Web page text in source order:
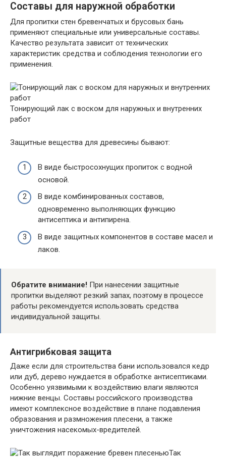
Составы для наружной обработки
Для пропитки стен бревенчатых и брусовых бань
применяют специальные или универсальные составы.
Качество результата зависит от технических
характеристик средства и соблюдения технологии его
применения.
Тонирующий лак с воском для наружных и внутренних
работ
Защитные вещества для древесины бывают:
В виде быстросохнущих пропиток с водной
основой.
В виде комбинированных составов,
одновременно выполняющих функцию
антисептика и антипирена.
В виде защитных компонентов в составе масел и
лаков.
Обратите внимание! При нанесении защитные
пропитки выделяют резкий запах, поэтому в процессе
работы рекомендуется использовать средства
индивидуальной защиты.
Антигрибковая защита
Даже если для строительства бани использовался кедр
или дуб, дерево нуждается в обработке антисептиками.
Особенно уязвимыми к воздействию влаги являются
нижние венцы. Составы российского производства
имеют комплексное воздействие в плане подавления
образования и размножения плесени, а также
уничтожения насекомых-вредителей.
Так